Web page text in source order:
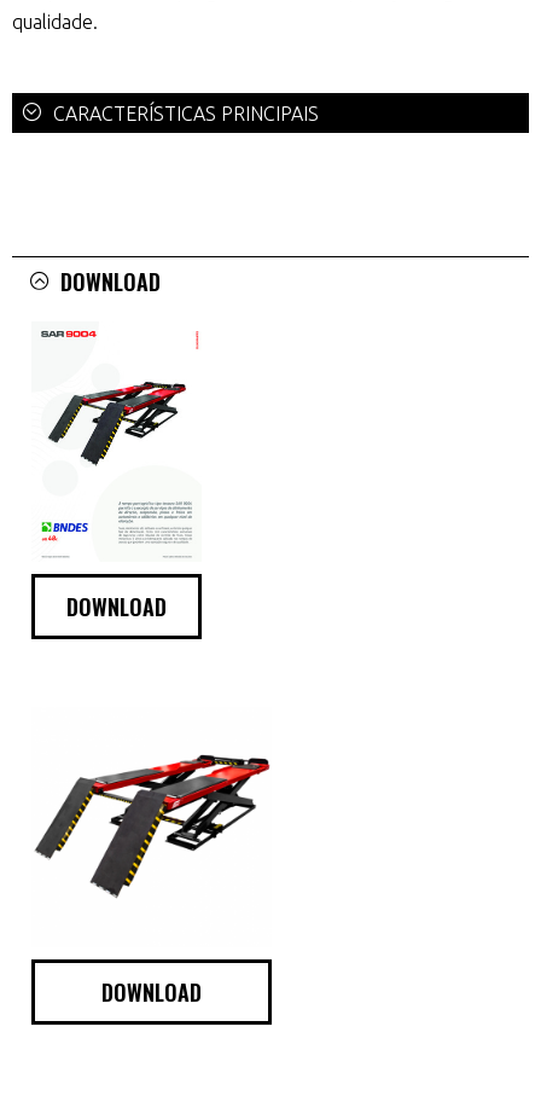
qualidade.
CARACTERÍSTICAS PRINCIPAIS
DOWNLOAD
DOWNLOAD
DOWNLOAD